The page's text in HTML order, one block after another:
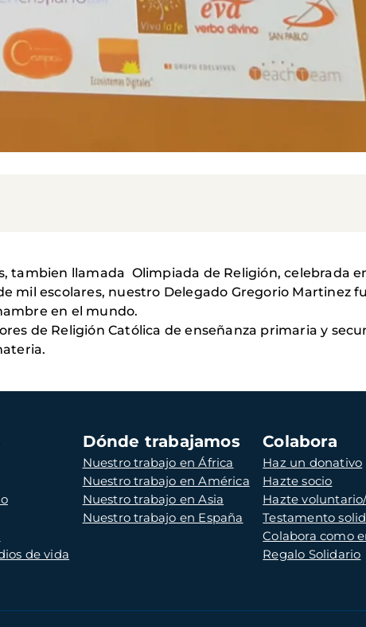
tambien llamada Olimpiada de Religión, celebrada
mil escolares, nuestro Delegado Gregorio Martinez
en el mundo.
de Religión Católica de enseñanza primaria y
de vida
Dónde trabajamos
Nuestro trabajo en África
Nuestro trabajo en América
Nuestro trabajo en Asia
Nuestro trabajo en España
Colabora
Haz un donativo
Hazte socio
Hazte
Testamento
Colabora como
Regalo Solidario